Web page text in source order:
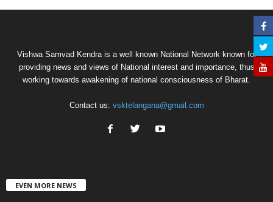
Vishwa Samvad Kendra is a well known National Network known for
providing news and views of National interest and importance, thus
working towards awakening of national consciousness of Bharat.
Contact us: vsktelangana@gmail.com
EVEN MORE NEWS